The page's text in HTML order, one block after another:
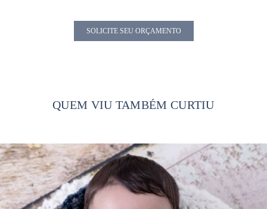
SOLICITE SEU ORÇAMENTO
QUEM VIU TAMBÉM CURTIU